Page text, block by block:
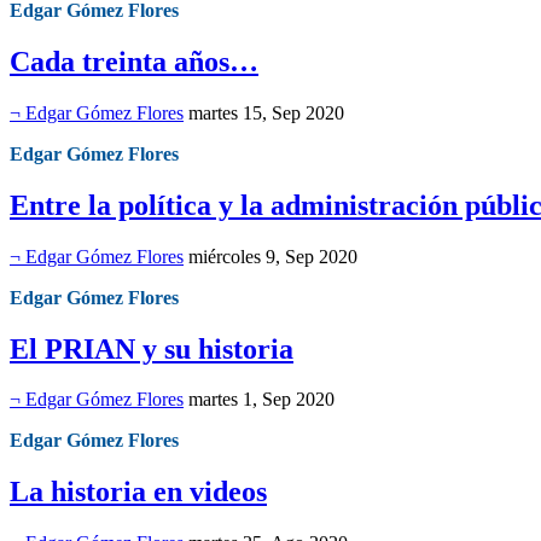
Edgar Gómez Flores
Cada treinta años…
¬ Edgar Gómez Flores martes 15, Sep 2020
Edgar Gómez Flores
Entre la política y la administración
¬ Edgar Gómez Flores miércoles 9, Sep 2020
Edgar Gómez Flores
El PRIAN y su historia
¬ Edgar Gómez Flores martes 1, Sep 2020
Edgar Gómez Flores
La historia en videos